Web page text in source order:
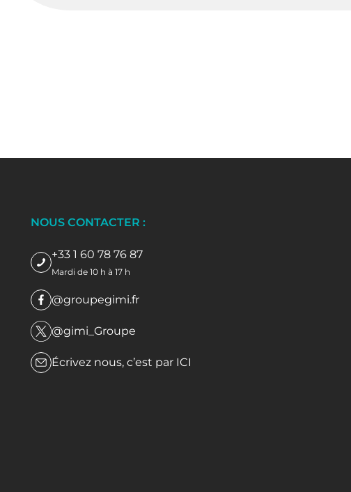
NOUS CONTACTER :
+33 1 60 78 76 87
Mardi de 10 h à 17 h
@groupegimi.fr
@gimi_Groupe
Écrivez nous, c’est par ICI